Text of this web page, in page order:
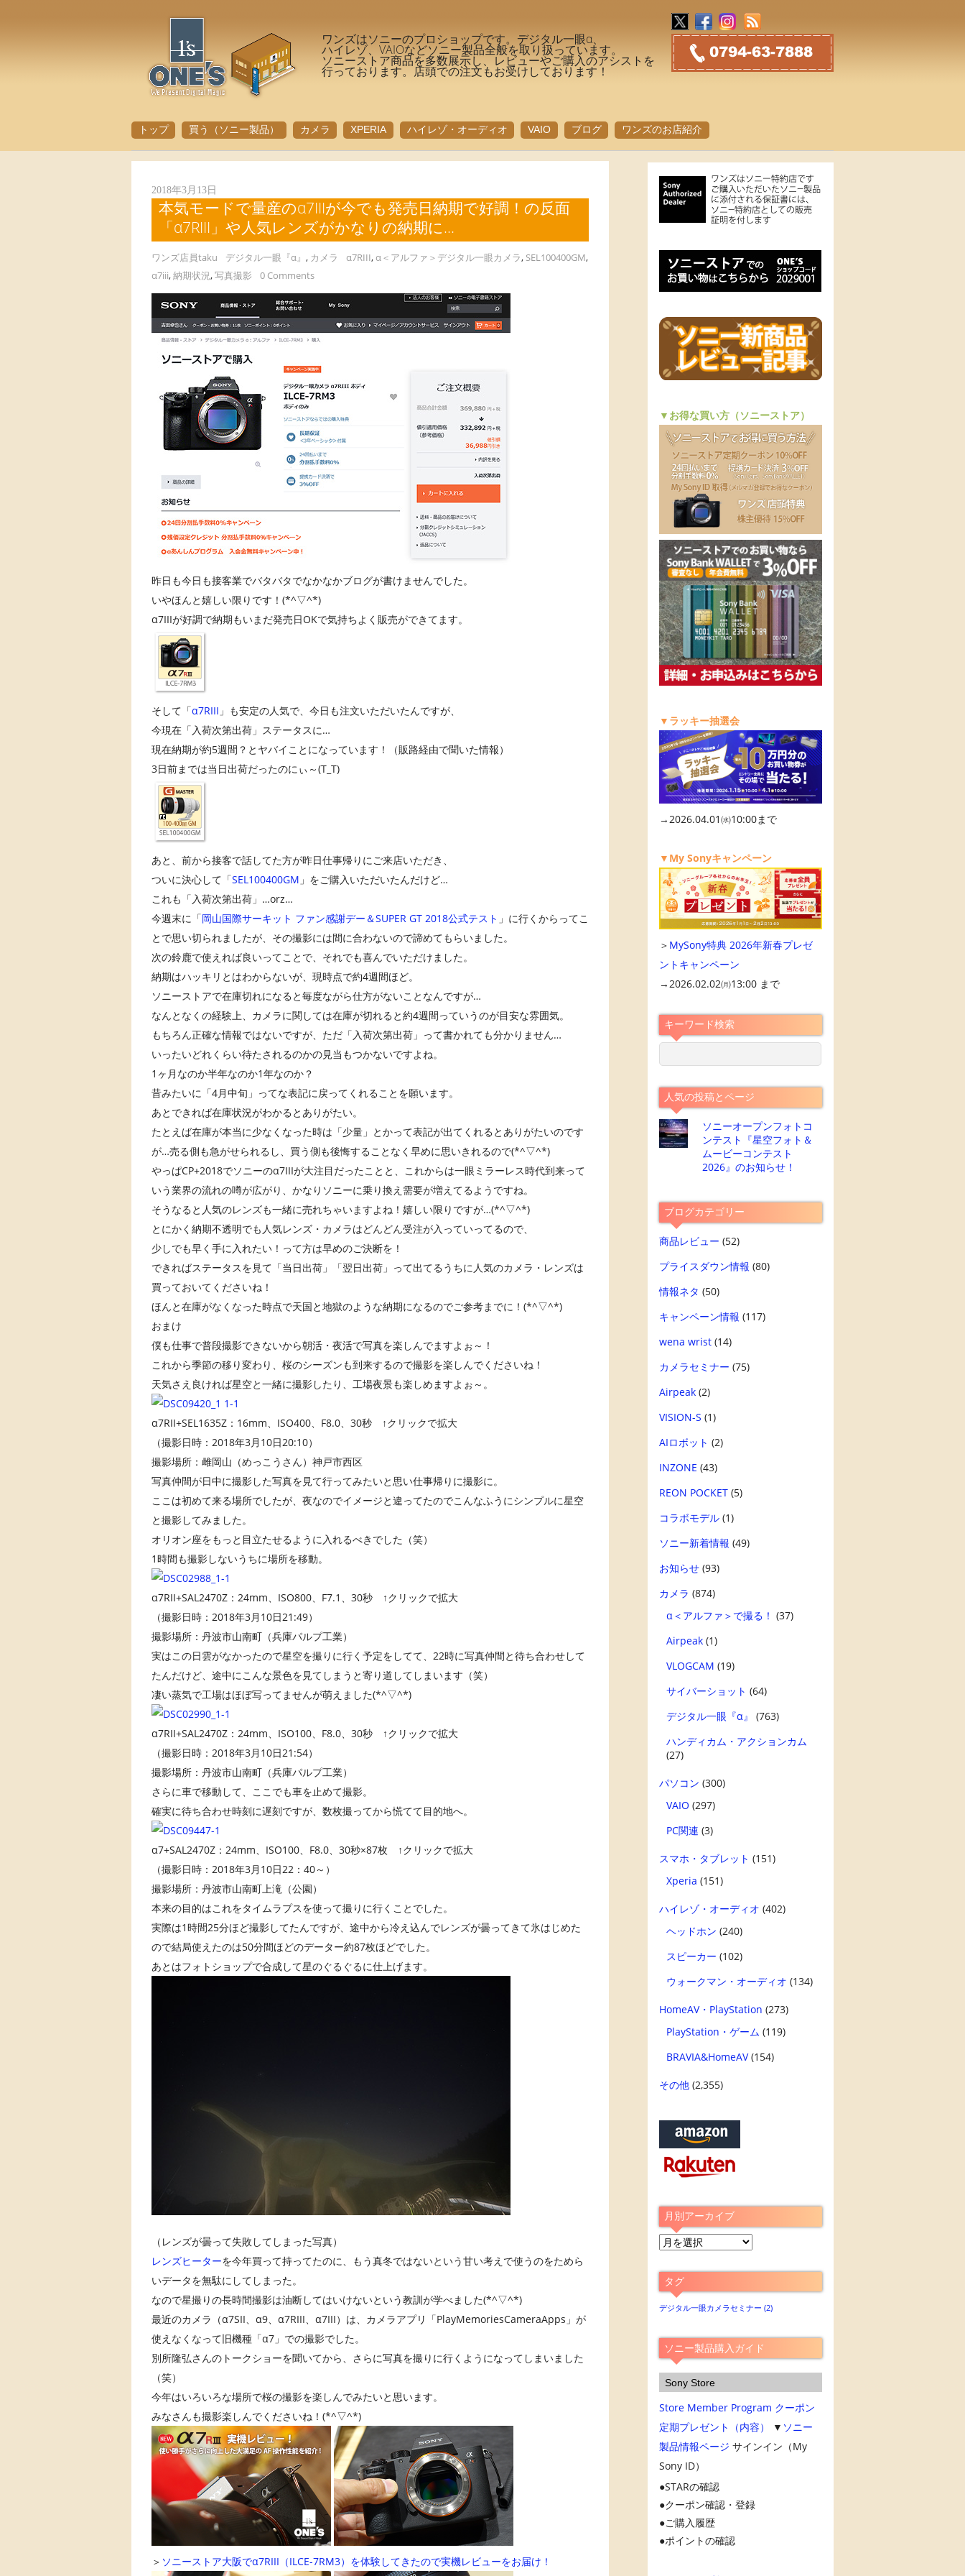
ワンズはソニーのプロショップです。デジタル一眼α、
ハイレゾ、VAIOなどソニー製品全般を取り扱っています。
ソニーストア商品を多数展示し、レビューやご購入のアシストを
行っております。店頭での注文もお受けしております！
トップ 買う（ソニー製品） カメラ XPERIA ハイレゾ・オーディオ VAIO ブログ ワンズのお店紹介
2018年3月13日
本気モードで量産のα7IIIが今でも発売日納期で好調！の反面
「α7RIII」や人気レンズがかなりの納期に…
ワンズ店員taku デジタル一眼『α』 , カメラ α7RIII,α＜アルファ＞デジタル一眼カメラ, SEL100400GM,
α7iii,納期状況,写真撮影 0 Comments
昨日も今日も接客業でバタバタでなかなかブログが書けませんでした。
いやほんと嬉しい限りです！(*^▽^*)
α7IIIが好調で納期もいまだ発売日OKで気持ちよく販売ができてます。
そして「α7RIII 」も安定の人気で、今日も注文いただいたんですが、
今現在「入荷次第出荷」ステータスに…
現在納期が約5週間？とヤバイことになっています！（販路経由で聞いた情報）
3日前までは当日出荷だったのにぃ～(T_T)
あと、前から接客で話してた方が昨日仕事帰りにご来店いただき、
ついに決心して「SEL100400GM 」をご購入いただいたんだけど…
これも「入荷次第出荷」…orz…
今週末に「岡山国際サーキット ファン感謝デー＆SUPER GT 2018公式テスト 」に行くからってこ
とで思い切られましたが、その撮影には間に合わないので諦めてもらいました。
次の鈴鹿で使えれば良いってことで、それでも喜んでいただけました。
納期はハッキリとはわからないが、現時点で約4週間ほど。
ソニーストアで在庫切れになると毎度ながら仕方がないことなんですが…
なんとなくの経験上、カメラに関しては在庫が切れると約4週間っていうのが目安な雰囲気。
もちろん正確な情報ではないですが、ただ「入荷次第出荷」って書かれても分かりません…
いったいどれくらい待たされるのかの見当もつかないですよね。
1ヶ月なのか半年なのか1年なのか？
昔みたいに「4月中旬」ってな表記に戻ってくれることを願います。
あとできれば在庫状況がわかるとありがたい。
たとえば在庫が本当に少なくなった時は「少量」とかって表記が出てくれるとありがたいのです
が…売る側も急がせられるし、買う側も後悔することなく早めに思いきれるので(*^▽^*)
やっぱCP+2018でソニーのα7IIIが大注目だったことと、これからは一眼ミラーレス時代到来って
いう業界の流れの噂が広がり、かなりソニーに乗り換え需要が増えてるようですね。
そうなると人気のレンズも一緒に売れちゃいますよね！嬉しい限りですが…(*^▽^*)
とにかく納期不透明でも人気レンズ・カメラはどんどん受注が入っていってるので、
少しでも早く手に入れたい！って方は早めのご決断を！
できればステータスを見て「当日出荷」「翌日出荷」って出てるうちに人気のカメラ・レンズは
買っておいてくださいね！
ほんと在庫がなくなった時点で天国と地獄のような納期になるのでご参考までに！(*^▽^*)
おまけ
僕も仕事で普段撮影できないから朝活・夜活で写真を楽しんでますよぉ～！
これから季節の移り変わり、桜のシーズンも到来するので撮影を楽しんでくださいね！
天気さえ良ければ星空と一緒に撮影したり、工場夜景も楽しめますよぉ～。
α7RII+SEL1635Z：16mm、ISO400、F8.0、30秒 ↑クリックで拡大
（撮影日時：2018年3月10日20:10）
撮影場所：雌岡山（めっこうさん）神戸市西区
写真仲間が日中に撮影した写真を見て行ってみたいと思い仕事帰りに撮影に。
ここは初めて来る場所でしたが、夜なのでイメージと違ってたのでこんなふうにシンプルに星空
と撮影してみました。
オリオン座をもっと目立たせるように入れるべきでした（笑）
1時間も撮影しないうちに場所を移動。
α7RII+SAL2470Z：24mm、ISO800、F7.1、30秒 ↑クリックで拡大
（撮影日時：2018年3月10日21:49）
撮影場所：丹波市山南町（兵庫パルプ工業）
実はこの日雲がなかったので星空を撮りに行く予定をしてて、22時に写真仲間と待ち合わせして
たんだけど、途中にこんな景色を見てしまうと寄り道してしまいます（笑）
凄い蒸気で工場はほぼ写ってませんが萌えました(*^▽^*)
α7RII+SAL2470Z：24mm、ISO100、F8.0、30秒 ↑クリックで拡大
（撮影日時：2018年3月10日21:54）
撮影場所：丹波市山南町（兵庫パルプ工業）
さらに車で移動して、ここでも車を止めて撮影。
確実に待ち合わせ時刻に遅刻ですが、数枚撮ってから慌てて目的地へ。
α7+SAL2470Z：24mm、ISO100、F8.0、30秒×87枚 ↑クリックで拡大
（撮影日時：2018年3月10日22：40～）
撮影場所：丹波市山南町上滝（公園）
本来の目的はこれをタイムラプスを使って撮りに行くことでした。
実際は1時間25分ほど撮影してたんですが、途中から冷え込んでレンズが曇ってきて氷はじめた
ので結局使えたのは50分間ほどのデーター約87枚ほどでした。
あとはフォトショップで合成して星のぐるぐるに仕上げます。
（レンズが曇って失敗してしまった写真）
レンズヒーターを今年買って持ってたのに、もう真冬ではないという甘い考えで使うのをためら
いデータを無駄にしてしまった。
なので星撮りの長時間撮影は油断してはいけないという教訓が学べました(*^▽^*)
最近のカメラ（α7SII、α9、α7RIII、α7III）は、カメラアプリ「PlayMemoriesCameraApps」が
使えなくなって旧機種「α7」での撮影でした。
別所隆弘さんのトークショーを聞いてから、さらに写真を撮りに行くようになってしまいました
（笑）
今年はいろいろな場所で桜の撮影を楽しんでみたいと思います。
みなさんも撮影楽しんでくださいね！(*^▽^*)
＞ ソニーストア大阪でα7RIII（ILCE-7RM3）を体験してきたので実機レビューをお届け！
▼お得な買い方（ソニーストア）
▼ラッキー抽選会
→2026.04.01㈬10:00まで
▼My Sonyキャンペーン
＞ MySony特典 2026年新春プレゼ
ントキャンペーン
→2026.02.02㈪13:00 まで
キーワード検索
人気の投稿とページ
ソニーオープンフォトコ
ンテスト『星空フォト＆
ムービーコンテスト
2026』のお知らせ！
ブログカテゴリー
商品レビュー (52)
プライスダウン情報 (80)
情報ネタ (50)
キャンペーン情報 (117)
wena wrist(14)
カメラセミナー (75)
Airpeak(2)
VISION-S (1)
AIロボット (2)
INZONE (43)
REON POCKET(5)
コラボモデル(1)
ソニー新着情報 (49)
お知らせ(93)
カメラ (874)
α＜アルファ＞で撮る！ (37)
Airpeak(1)
VLOGCAM (19)
サイバーショット (64)
デジタル一眼『α』
(763)
ハンディカム・アクションカム
(27)
パソコン (300)
VAIO (297)
PC関連 (3)
スマホ・タブレット (151)
Xperia (151)
ハイレゾ・オーディオ (402)
ヘッドホン (240)
スピーカー (102)
ウォークマン・オーディオ (134)
HomeAV・PlayStation (273)
PlayStation・ゲーム (119)
BRAVIA&HomeAV(154)
その他(2,355)
月別アーカイブ
月
ア
ー
カ
ブ
タグ
デジタル一眼カメラセミナー (2)
ソニー製品購入ガイド
Sony Store
Store Member Program クーポン
定期プレゼント（内容）
▼ ソニー
製品情報ページ サインイン（My
Sony ID）
STARの確認
クーポン確認・登録
ご購入履歴
ポイントの確認